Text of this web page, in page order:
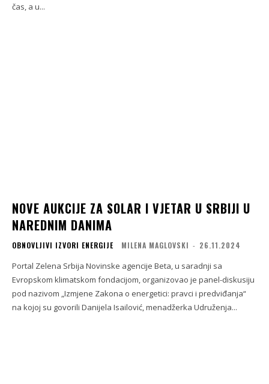
čas, a u...
NOVE AUKCIJE ZA SOLAR I VJETAR U SRBIJI U
NAREDNIM DANIMA
OBNOVLJIVI IZVORI ENERGIJE MILENA MAGLOVSKI - 26.11.2024
Portal Zelena Srbija Novinske agencije Beta, u saradnji sa
Evropskom klimatskom fondacijom, organizovao je panel-diskusiju
pod nazivom „Izmjene Zakona o energetici: pravci i predviđanja“
na kojoj su govorili Danijela Isailović, menadžerka Udruženja...